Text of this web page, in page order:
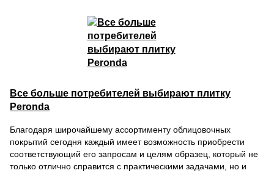
Все больше потребителей выбирают плитку
Peronda
Благодаря широчайшему ассортименту облицовочных
покрытий сегодня каждый имеет возможность приобрести
соответствующий его запросам и целям образец, который не
только отлично справится с практическими задачами, но и